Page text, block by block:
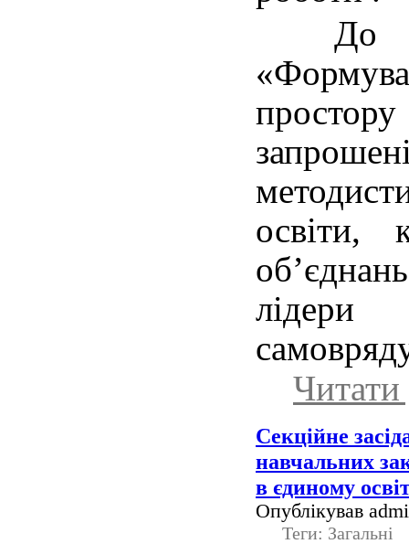
До
освіти,
Cекційне
навчальних
в єдиному
Опублікував
Теги: Загальні